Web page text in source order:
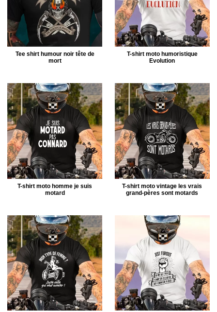
Tee shirt humour noir tête de
mort
T-shirt moto humoristique
Evolution
T-shirt moto homme je suis
motard
T-shirt moto vintage les vrais
grand-pères sont motards